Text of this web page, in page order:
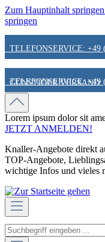
Zum Hauptinhalt springen
springen
TELEFONSERVICE: +49
GÜNSTIGER VERSAND
FAIR &
HINWEIS ZU
TELEFONSERVICE: +49
GÜNSTIGER VERSAND
FAIR &
HINWEIS ZU
Lorem ipsum dolor sit
JETZT ANMELDEN!
Knaller-Angebote direkt
TOP-Angebote,
wichtige Infos und vieles